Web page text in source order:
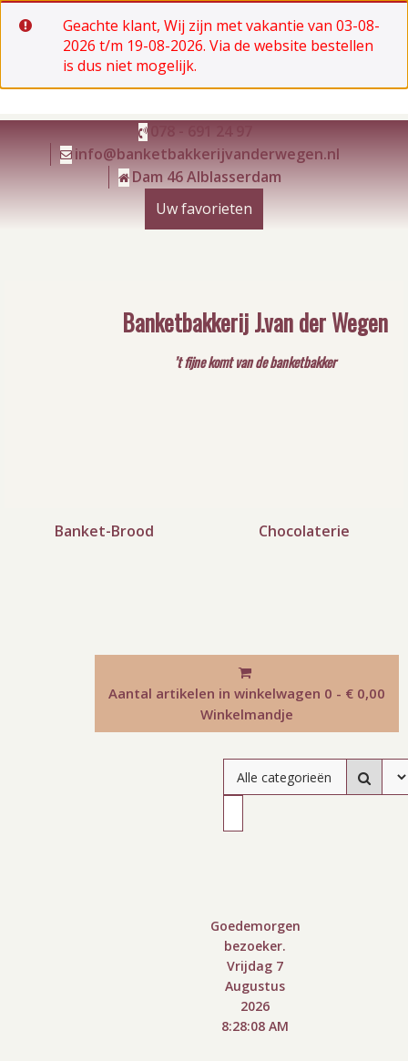
Geachte klant, Wij zijn met vakantie van 03-08-
2026 t/m 19-08-2026. Via de website bestellen
is dus niet mogelijk.
Ga
078 - 691 24 97
info@banketbakkerijvanderwegen.nl
Dam 46 Alblasserdam
Uw favorieten
Banketbakkerij J.van der Wegen
’t fijne komt van de banketbakker
Banket-Brood Chocolaterie
Aantal artikelen in winkelwagen 0 - € 0,00
Winkelmandje
Goedemorgen
bezoeker.
Vrijdag 7
Augustus
2026
8:28:09 AM